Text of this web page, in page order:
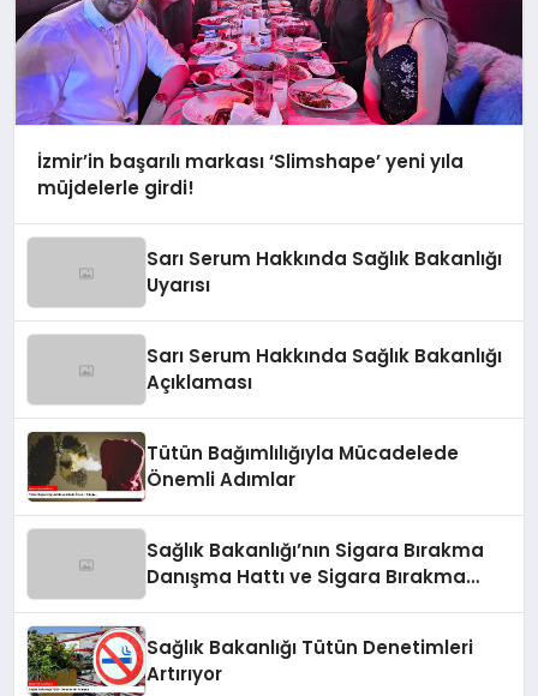
İzmir’in başarılı markası ‘Slimshape’ yeni yıla
müjdelerle girdi!
Sarı Serum Hakkında Sağlık Bakanlığı
Uyarısı
Sarı Serum Hakkında Sağlık Bakanlığı
Açıklaması
Tütün Bağımlılığıyla Mücadelede
Önemli Adımlar
Sağlık Bakanlığı’nın Sigara Bırakma
Danışma Hattı ve Sigara Bırakma
Sağlık Bakanlığı Tütün Denetimleri
Artırıyor